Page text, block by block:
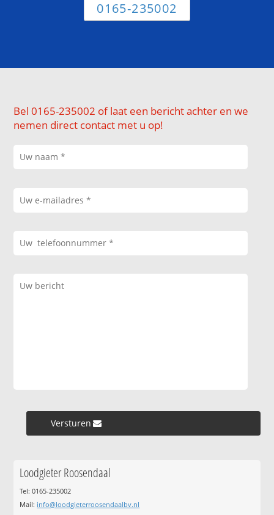
0165-235002
Bel 0165-235002 of laat een bericht achter en we
nemen direct contact met u op!
Versturen »
Loodgieter Roosendaal
Tel: 0165-235002
Mail: info@loodgieterroosendaalbv.nl